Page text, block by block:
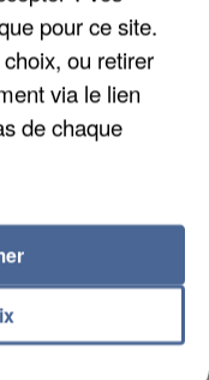
pour ce site.
ou retirer
via le lien
de chaque